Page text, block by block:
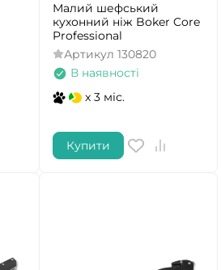
Малий шефський
кухонний ніж Boker Core
Professional
Артикул 130820
В наявності
x 3 міс.
Купити